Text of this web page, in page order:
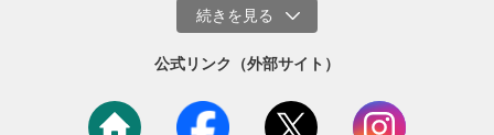
公式リンク（外部サイト）